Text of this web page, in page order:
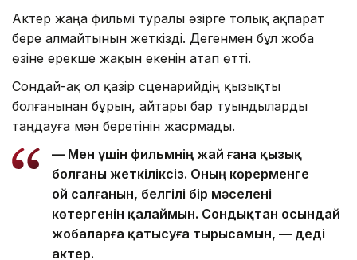
Актер жаңа фильмі туралы әзірге толық ақпарат
бере алмайтынын жеткізді. Дегенмен бұл жоба
өзіне ерекше жақын екенін атап өтті.
Сондай-ақ ол қазір сценарийдің қызықты
болғанынан бұрын, айтары бар туындыларды
таңдауға мән беретінін жасрмады.
— Мен үшін фильмнің жай ғана қызық
болғаны жеткіліксіз. Оның көрерменге
ой салғанын, белгілі бір мәселені
көтергенін қалаймын. Сондықтан осындай
жобаларға қатысуға тырысамын, — деді
актер.